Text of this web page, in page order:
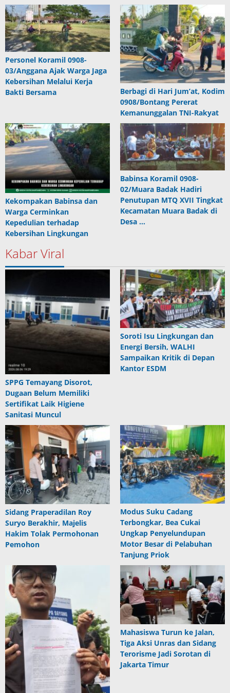
Personel Koramil 0908-
03/Anggana Ajak Warga Jaga
Kebersihan Melalui Kerja
Bakti Bersama
Berbagi di Hari Jum’at, Kodim
0908/Bontang Pererat
Kemanunggalan TNI-Rakyat
Kekompakan Babinsa dan
Warga Cerminkan
Kepedulian terhadap
Kebersihan Lingkungan
Babinsa Koramil 0908-
02/Muara Badak Hadiri
Penutupan MTQ XVII Tingkat
Kecamatan Muara Badak di
Desa …
Kabar Viral
SPPG Temayang Disorot,
Dugaan Belum Memiliki
Sertifikat Laik Higiene
Sanitasi Muncul
Soroti Isu Lingkungan dan
Energi Bersih, WALHI
Sampaikan Kritik di Depan
Kantor ESDM
Sidang Praperadilan Roy
Suryo Berakhir, Majelis
Hakim Tolak Permohonan
Pemohon
Modus Suku Cadang
Terbongkar, Bea Cukai
Ungkap Penyelundupan
Motor Besar di Pelabuhan
Tanjung Priok
Mahasiswa Turun ke Jalan,
Tiga Aksi Unras dan Sidang
Terorisme Jadi Sorotan di
Jakarta Timur